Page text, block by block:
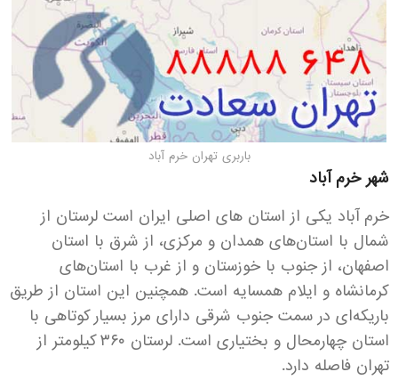
باربری تهران خرم آباد
شهر خرم آباد
خرم آباد یکی از استان های اصلی ایران است لرستان از
شمال با استان‌های همدان و مرکزی، از شرق با استان
اصفهان، از جنوب با خوزستان و از غرب با استان‌های
کرمانشاه و ایلام همسایه است. همچنین این استان از طریق
باریکه‌ای در سمت جنوب شرقی دارای مرز بسیار کوتاهی با
استان چهارمحال و بختیاری است. لرستان ۳۶۰ کیلومتر از
تهران فاصله دارد.